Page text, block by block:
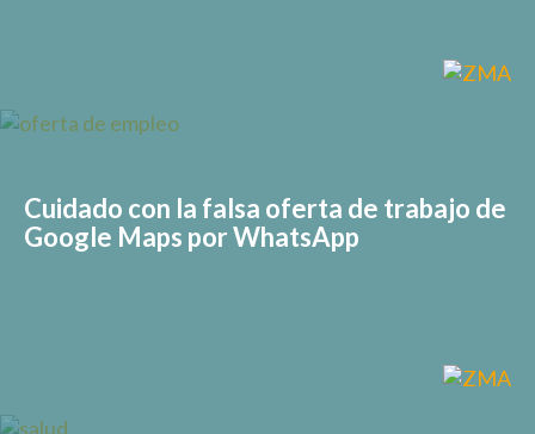
Cuidado con la falsa oferta de trabajo de
Google Maps por WhatsApp